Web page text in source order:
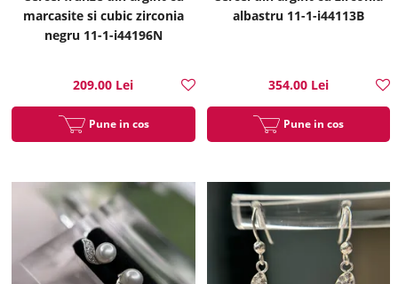
marcasite si cubic zirconia
negru 11-1-i44196N
209.00 Lei
Pune in cos
albastru 11-1-i44113B
354.00 Lei
Pune in cos